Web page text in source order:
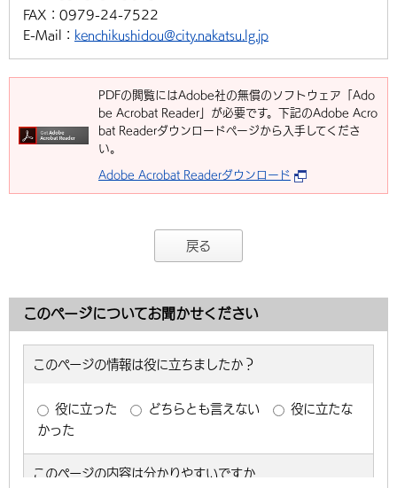
FAX： 0979-24-7522
E-Mail： kenchikushidou@city.nakatsu.lg.jp
PDFの閲覧にはAdobe社の無償のソフトウェア「Ado
be Acrobat Reader」が必要です。下記のAdobe Acro
bat Readerダウンロードページから入手してくださ
い。
Adobe Acrobat Readerダウンロード
戻る
このページについてお聞かせください